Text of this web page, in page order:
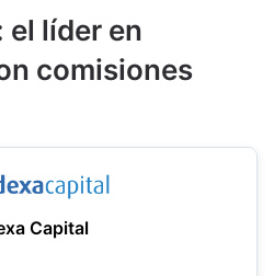
el líder en
comisiones
Capital